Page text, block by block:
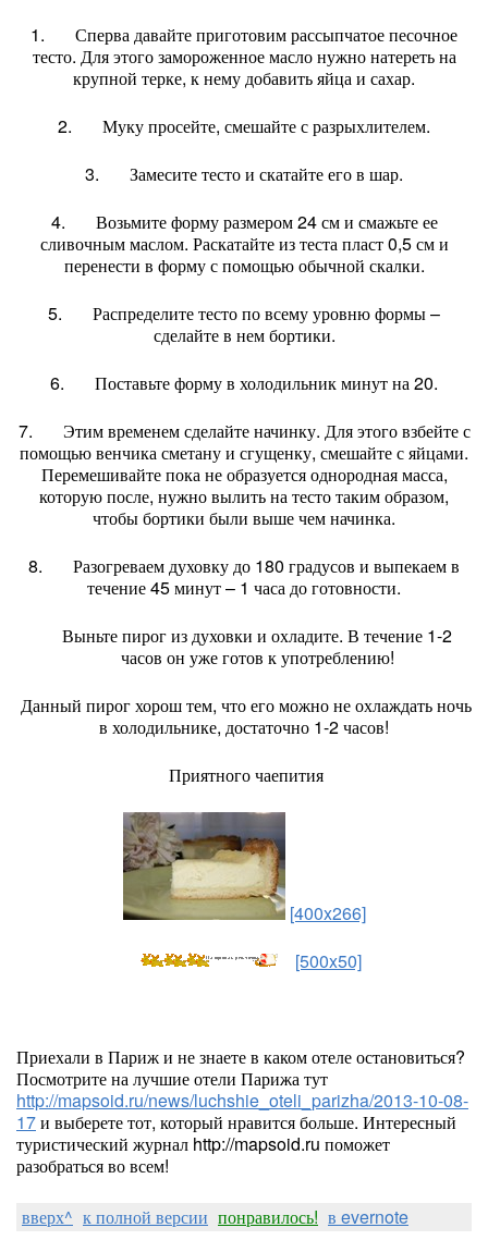
1. Сперва давайте приготовим рассыпчатое песочное
тесто. Для этого замороженное масло нужно натереть на
крупной терке, к нему добавить яйца и сахар.
2. Муку просейте, смешайте с разрыхлителем.
3. Замесите тесто и скатайте его в шар.
4. Возьмите форму размером 24 см и смажьте ее
сливочным маслом. Раскатайте из теста пласт 0,5 см и
перенести в форму с помощью обычной скалки.
5. Распределите тесто по всему уровню формы –
сделайте в нем бортики.
6. Поставьте форму в холодильник минут на 20.
7. Этим временем сделайте начинку. Для этого взбейте с
помощью венчика сметану и сгущенку, смешайте с яйцами.
Перемешивайте пока не образуется однородная масса,
которую после, нужно вылить на тесто таким образом,
чтобы бортики были выше чем начинка.
8. Разогреваем духовку до 180 градусов и выпекаем в
течение 45 минут – 1 часа до готовности.
Выньте пирог из духовки и охладите. В течение 1-2
часов он уже готов к употреблению!
Данный пирог хорош тем, что его можно не охлаждать ночь
в холодильнике, достаточно 1-2 часов!
Приятного чаепития
[400x266]
[500x50]
Приехали в Париж и не знаете в каком отеле остановиться?
Посмотрите на лучшие отели Парижа тут
http://mapsoid.ru/news/luchshie_oteli_parizha/2013-10-08-
17и выберете тот, который нравится больше. Интересный
туристический журнал http://mapsoid.ru поможет
разобраться во всем!
вверх^ к полной версии понравилось! в evernote